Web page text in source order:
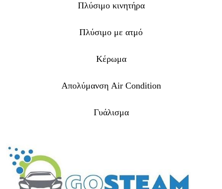
Πλύσιμο κινητήρα
Πλύσιμο με ατμό
Κέρωμα
Απολύμανση Air Condition
Γυάλισμα